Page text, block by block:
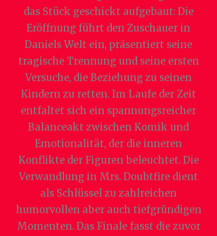
das Stück geschickt aufgebaut: Die
Eröffnung führt den Zuschauer in
Daniels Welt ein, präsentiert seine
tragische Trennung und seine ersten
Versuche, die Beziehung zu seinen
Kindern zu retten. Im Laufe der Zeit
entfaltet sich ein spannungsreicher
Balanceakt zwischen Komik und
Emotionalität, der die inneren
Konflikte der Figuren beleuchtet. Die
Verwandlung in Mrs. Doubtfire dient
als Schlüssel zu zahlreichen
humorvollen aber auch tiefgründigen
Momenten. Das Finale fasst die zuvor